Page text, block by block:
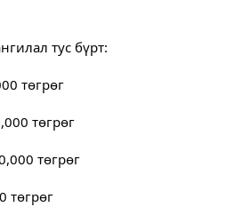
тус бүрт:
төгрөг
төгрөг
төгрөг
төгрөг